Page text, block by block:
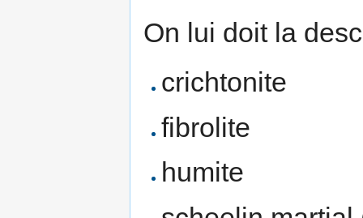
On lui doit la
crichtonite
fibrolite
humite